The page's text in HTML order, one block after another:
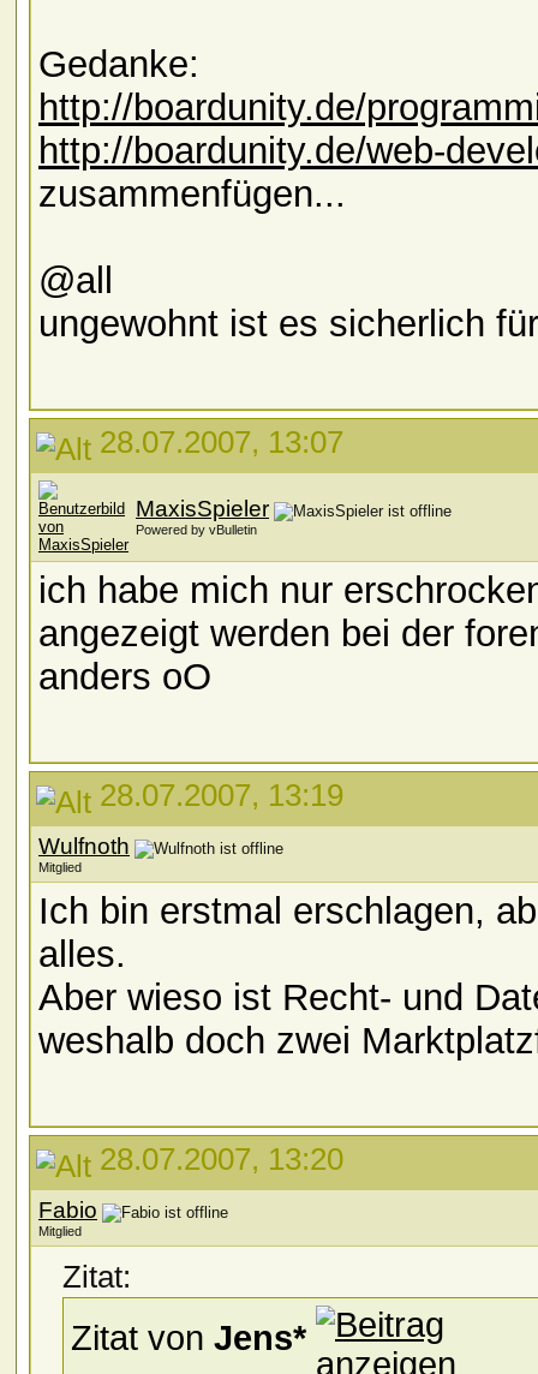
Gedanke:
http://boardunity.de/
http://boardunity.de/web-
zusammenfügen...
@all
ungewohnt ist es sicherlich
28.07.2007, 13:07
MaxisSpieler
Powered by vBulletin
ich habe mich nur
angezeigt werden bei der
anders oO
28.07.2007, 13:19
Wulfnoth
Mitglied
Ich bin erstmal erschlagen,
alles.
Aber wieso ist Recht- und
weshalb doch zwei
28.07.2007, 13:20
Fabio
Mitglied
Zitat:
Zitat von Jens*